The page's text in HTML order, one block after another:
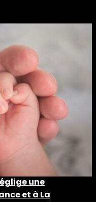
une
et à La